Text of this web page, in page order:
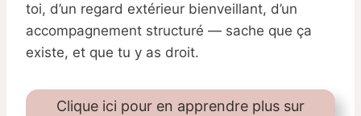
toi, d’un regard extérieur bienveillant, d’un
accompagnement structuré — sache que ça
existe, et que tu y as droit.
Clique ici pour en apprendre plus sur